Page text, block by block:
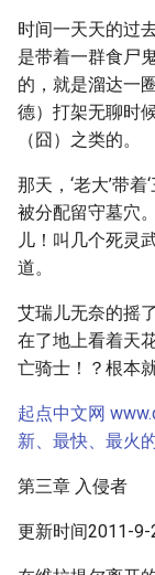
时间一天天的过
是带着一群食尸
的，就是溜达一
德）打架无聊时
（囧）之类的。
那天，‘老大’带
被分配留守墓穴
儿！叫几个死灵
道。
艾瑞儿无奈的摇
在了地上看着天
亡骑士！？根本
起点中文网
新、最快、最火
第三章 入侵者
更新时间2011-9-